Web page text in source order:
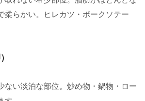
柔らかい。ヒレカツ・ポークソテー
ない淡泊な部位。炒め物・鍋物・ロー